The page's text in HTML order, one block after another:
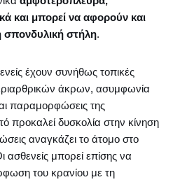
και μπορεί να αφορούν και
σπονδυλική στήλη.
έχουν συνήθως τοπικές
άκρων, ασυμφωνία
παραμορφώσεις της
προκαλεί δυσκολία στην κίνηση
αναγκάζει το άτομο στο
ασθενείς μπορεί επίσης να
του κρανίου με τη